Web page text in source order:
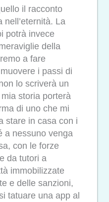
il racconto
La
potrà invece
della
a fare
i passi di
lo scriverà un
storia porterà
di uno che mi
stare in casa con i
a nessuno venga
con le forze
da tutori a
immobilizzate
e delle sanzioni,
tatuare una app al